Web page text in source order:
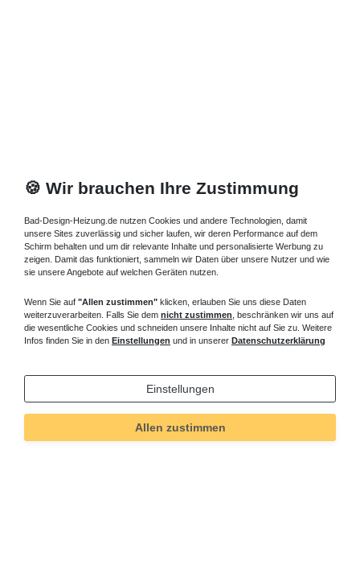
🍪 Wir brauchen Ihre Zustimmung
Bad-Design-Heizung.de nutzen Cookies und andere Technologien, damit
unsere Sites zuverlässig und sicher laufen, wir deren Performance auf dem
Schirm behalten und um dir relevante Inhalte und personalisierte Werbung zu
zeigen. Damit das funktioniert, sammeln wir Daten über unsere Nutzer und wie
sie unsere Angebote auf welchen Geräten nutzen.
Wenn Sie auf "Allen zustimmen" klicken, erlauben Sie uns diese Daten
weiterzuverarbeiten. Falls Sie dem nicht zustimmen , beschränken wir uns auf
die wesentliche Cookies und schneiden unsere Inhalte nicht auf Sie zu. Weitere
Infos finden Sie in den Einstellungen und in unserer Datenschutzerklärung
Einstellungen
Allen zustimmen